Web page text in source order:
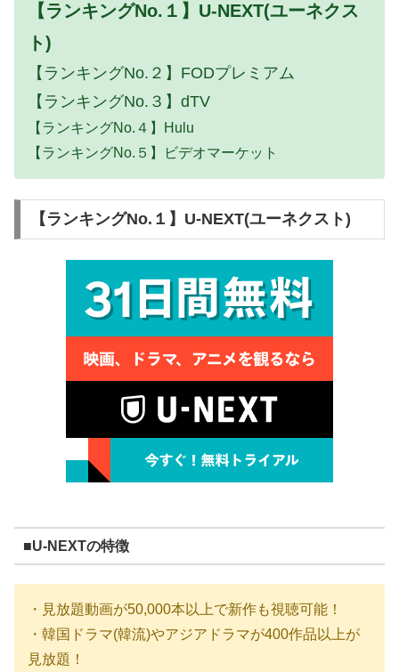
【ランキングNo.１】U-NEXT(ユーネクス
ト)
【ランキングNo.２】FODプレミアム
【ランキングNo.３】dTV
【ランキングNo.４】Hulu
【ランキングNo.５】ビデオマーケット
【ランキングNo.１】U-NEXT(ユーネクスト)
■U-NEXTの特徴
・見放題動画が50,000本以上で新作も視聴可能！
・韓国ドラマ(韓流)やアジアドラマが400作品以上が
見放題！